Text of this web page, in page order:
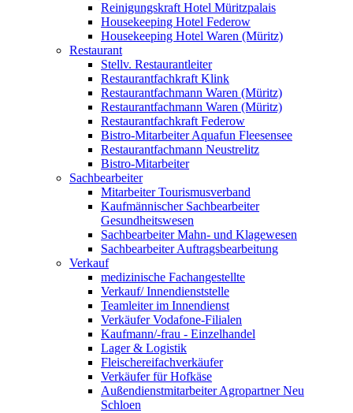
Reinigungskraft Hotel Müritzpalais
Housekeeping Hotel Federow
Housekeeping Hotel Waren (Müritz)
Restaurant
Stellv. Restaurantleiter
Restaurantfachkraft Klink
Restaurantfachmann Waren (Müritz)
Restaurantfachmann Waren (Müritz)
Restaurantfachkraft Federow
Bistro-Mitarbeiter Aquafun Fleesensee
Restaurantfachmann Neustrelitz
Bistro-Mitarbeiter
Sachbearbeiter
Mitarbeiter Tourismusverband
Kaufmännischer Sachbearbeiter
Gesundheitswesen
Sachbearbeiter Mahn- und Klagewesen
Sachbearbeiter Auftragsbearbeitung
Verkauf
medizinische Fachangestellte
Verkauf/ Innendienststelle
Teamleiter im Innendienst
Verkäufer Vodafone-Filialen
Kaufmann/-frau - Einzelhandel
Lager & Logistik
Fleischereifachverkäufer
Verkäufer für Hofkäse
Außendienstmitarbeiter Agropartner Neu
Schloen